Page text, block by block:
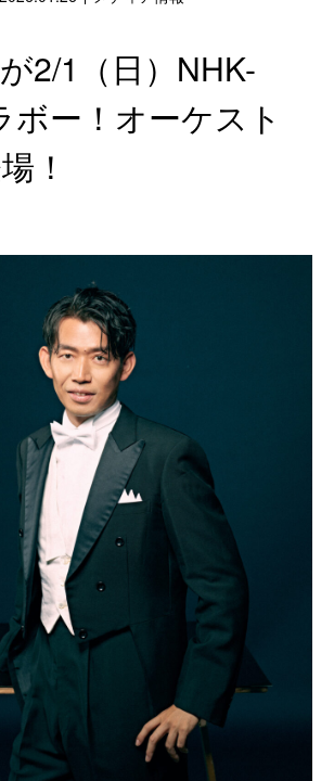
2/1（日）NHK-
ボー！オーケスト
！